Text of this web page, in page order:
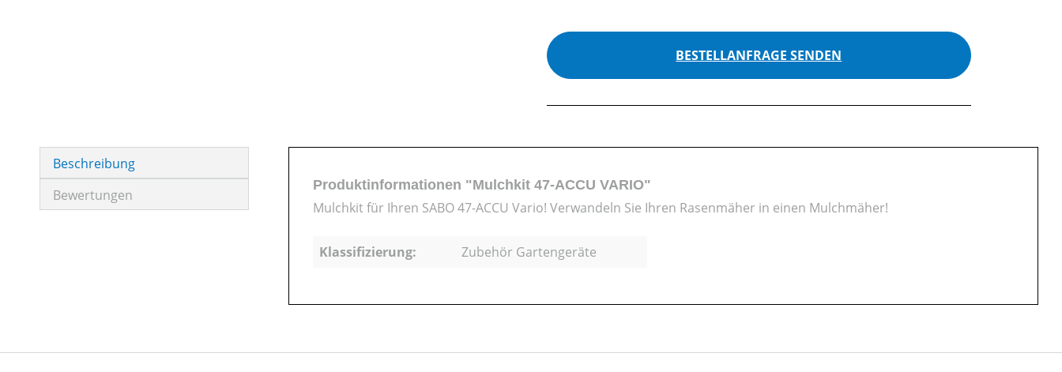
BESTELLANFRAGE SENDEN
Beschreibung
Bewertungen
Produktinformationen "Mulchkit 47-ACCU VARIO"
Mulchkit für Ihren SABO 47-ACCU Vario! Verwandeln Sie Ihren Rasenmäher in einen Mulchmäher!
Klassifizierung: Zubehör Gartengeräte